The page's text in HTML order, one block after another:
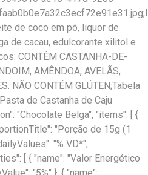
de coco em pó, liquor de
de cacau, edulcorante xilitol e
CONTÉM CASTANHA-DE-
AMÊNDOA, AVELÃS,
NÃO CONTÉM GLÚTEN;Tabela
de Castanha de Caju
"Chocolate Belga", "items": [ {
"Porção de 15g (1
"% VD*",
[ { "name": "Valor Energético